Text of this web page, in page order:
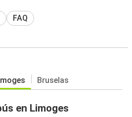
FAQ
Bruselas
en Limoges